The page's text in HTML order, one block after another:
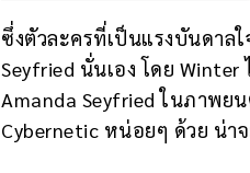
ซึ่งตัวละครที่เป็นแรงบันดาล
Seyfried นั่นเอง โดย
Amanda Seyfried ในภาพย
Cybernetic หน่อยๆ ด้วย น่า